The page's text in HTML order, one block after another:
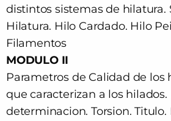
distintos sistemas de hilatura.
Hilatura. Hilo Cardado. Hilo
Filamentos
MODULO II
Parametros de Calidad de los
que caracterizan a los
determinacion. Torsion. Titulo.